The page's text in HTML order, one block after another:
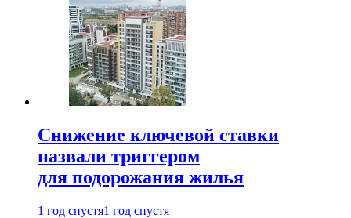
Снижение ключевой ставки
назвали триггером
для подорожания жилья
1 год спустя1 год спустя